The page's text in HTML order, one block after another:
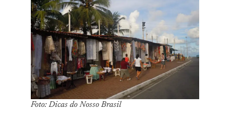
Foto: Dicas do Nosso Brasil